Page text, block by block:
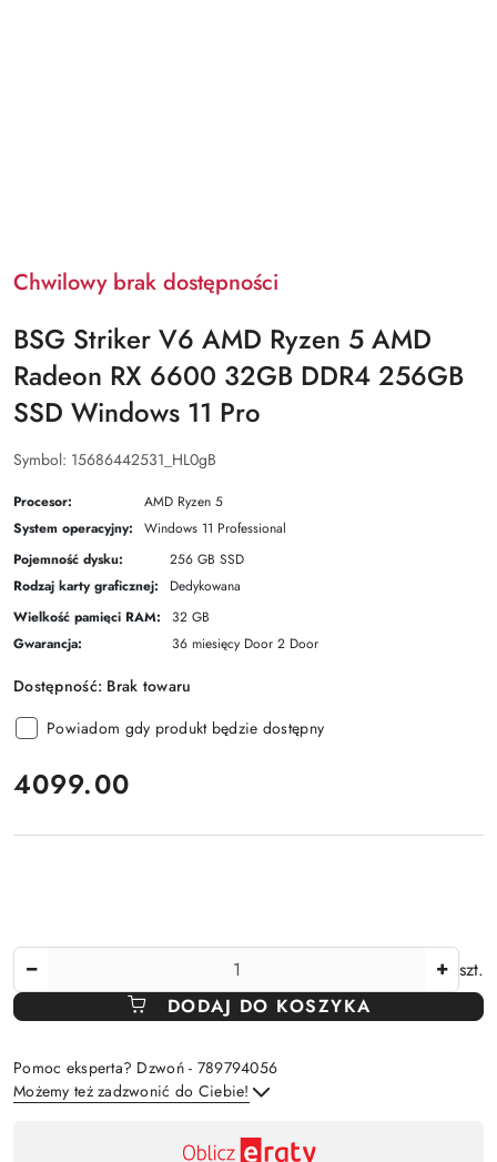
Chwilowy brak dostępności
BSG Striker V6 AMD Ryzen 5 AMD
Radeon RX 6600 32GB DDR4 256GB
SSD Windows 11 Pro
Symbol: 15686442531_HL0gB
Procesor:
AMD Ryzen 5
System operacyjny:
Windows 11 Professional
Pojemność dysku:
256 GB SSD
Rodzaj karty graficznej:
Dedykowana
Wielkość pamięci RAM:
32 GB
Gwarancja:
36 miesięcy Door 2 Door
Dostępność: Brak towaru
Powiadom gdy produkt będzie dostępny
cena:
4099.00
szt.
DODAJ DO KOSZYKA
Pomoc eksperta? Dzwoń - 789794056
Możemy też zadzwonić do Ciebie!